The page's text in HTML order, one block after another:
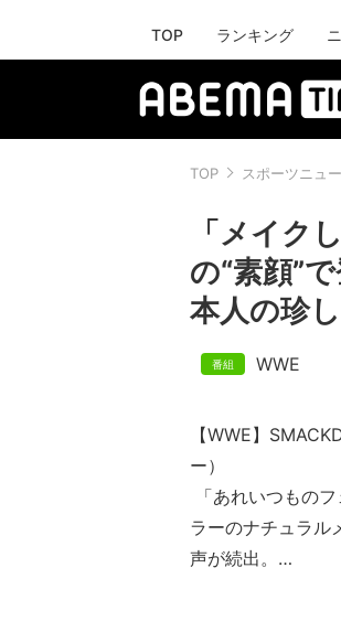
TOP ランキング
TOP スポーツニュ
「メイク
の“素顔”
本人の珍
WWE
【WWE】
ー）
「あれいつもの
ラーのナチュラル
声が続出。
に「まじで美人